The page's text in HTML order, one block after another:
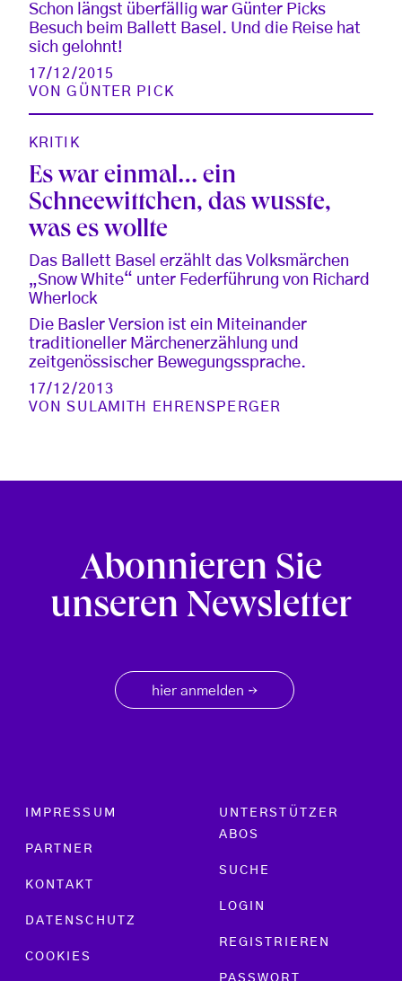
Schon längst überfällig war Günter Picks
Besuch beim Ballett Basel. Und die Reise hat
sich gelohnt!
17/12/2015
VONGÜNTER PICK
KRITIK
Es war einmal… ein
Schneewittchen, das wusste,
was es wollte
Das Ballett Basel erzählt das Volksmärchen
„Snow White“ unter Federführung von Richard
Wherlock
Die Basler Version ist ein Miteinander
traditioneller Märchenerzählung und
zeitgenössischer Bewegungssprache.
17/12/2013
VONSULAMITH EHRENSPERGER
Abonnieren Sie
unseren Newsletter
hier anmelden →
Footer menu
IMPRESSUM
PARTNER
KONTAKT
DATENSCHUTZ
COOKIES
UNTERSTÜTZER
ABOS
SUCHE
LOGIN
REGISTRIEREN
PASSWORT